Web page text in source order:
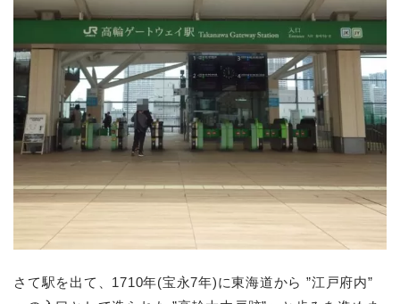
さて駅を出て、1710年(宝永7年)に東海道から ”江戸府内”